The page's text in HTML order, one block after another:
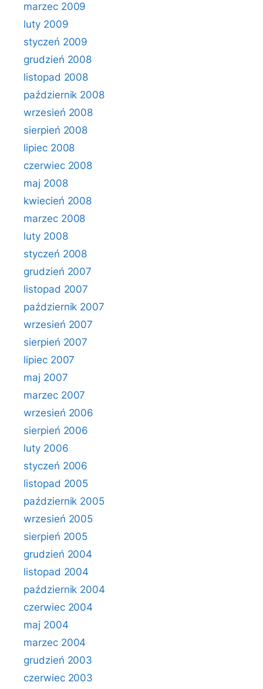
marzec 2009
luty 2009
styczeń 2009
grudzień 2008
listopad 2008
październik 2008
wrzesień 2008
sierpień 2008
lipiec 2008
czerwiec 2008
maj 2008
kwiecień 2008
marzec 2008
luty 2008
styczeń 2008
grudzień 2007
listopad 2007
październik 2007
wrzesień 2007
sierpień 2007
lipiec 2007
maj 2007
marzec 2007
wrzesień 2006
sierpień 2006
luty 2006
styczeń 2006
listopad 2005
październik 2005
wrzesień 2005
sierpień 2005
grudzień 2004
listopad 2004
październik 2004
czerwiec 2004
maj 2004
marzec 2004
grudzień 2003
czerwiec 2003